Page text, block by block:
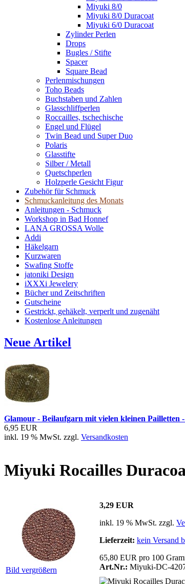
Miyuki 8/0
Miyuki 8/0 Duracoat
Miyuki 6/0 Duracoat
Zylinder Perlen
Drops
Bugles / Stifte
Spacer
Square Bead
Perlenmischungen
Toho Beads
Buchstaben und Zahlen
Glasschliffperlen
Roccailles, tschechische
Engel und Flügel
Twin Bead und Super Duo
Polaris
Glasstifte
Silber / Metall
Quetschperlen
Holzperle Gesicht Figur
Zubehör für Schmuck
Schmuckanleitung des Monats
Anleitungen - Schmuck
Workshop in Bad Honnef
LANA GROSSA Wolle
Addi
Häkelgarn
Kurzwaren
Swafing Stoffe
jatoniki Design
iXXXi Jewelery
Bücher und Zeitschriften
Gutscheine
Gestrickt, gehäkelt, verperlt und zugenäht
Kostenlose Anleitungen
Neue Artikel
Glamour - Beilaufgarn mit vielen kleinen Pailletten -
6,95 EUR
inkl. 19 % MwSt. zzgl. Versandkosten
Miyuki Rocailles
Bild vergrößern
3,29 EUR
inkl. 19 % MwSt. zzgl.
Lieferzeit: kein Versand
65,80 EUR pro 100
Art.Nr.: Miyuki-DC-